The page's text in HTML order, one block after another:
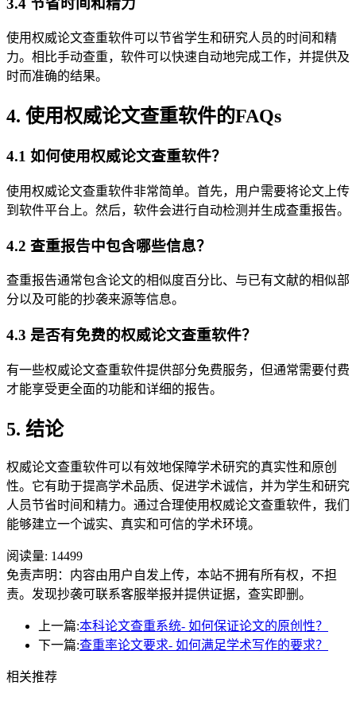
使用权威论文查重软件可以节省学生和研究人员的时间和精
力。相比手动查重，软件可以快速自动地完成工作，并提供及
时而准确的结果。
4. 使用权威论文查重软件的FAQs
4.1 如何使用权威论文查重软件？
使用权威论文查重软件非常简单。首先，用户需要将论文上传
到软件平台上。然后，软件会进行自动检测并生成查重报告。
4.2 查重报告中包含哪些信息？
查重报告通常包含论文的相似度百分比、与已有文献的相似部
分以及可能的抄袭来源等信息。
4.3 是否有免费的权威论文查重软件？
有一些权威论文查重软件提供部分免费服务，但通常需要付费
才能享受更全面的功能和详细的报告。
5. 结论
权威论文查重软件可以有效地保障学术研究的真实性和原创
性。它有助于提高学术品质、促进学术诚信，并为学生和研究
人员节省时间和精力。通过合理使用权威论文查重软件，我们
能够建立一个诚实、真实和可信的学术环境。
阅读量: 14499
免责声明：内容由用户自发上传，本站不拥有所有权，不担
责。发现抄袭可联系客服举报并提供证据，查实即删。
上一篇:本科论文查重系统- 如何保证论文的原创性？
下一篇:查重率论文要求- 如何满足学术写作的要求？
相关推荐